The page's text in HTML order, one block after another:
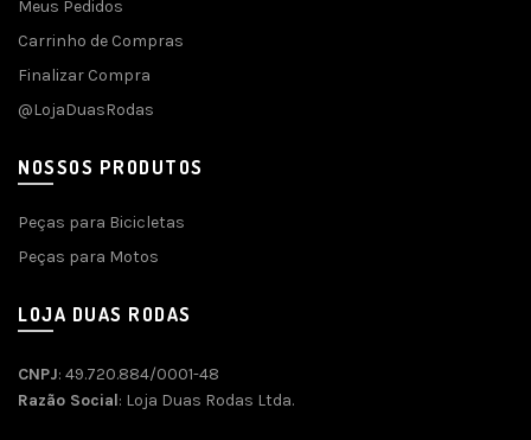
Meus Pedidos
Carrinho de Compras
Finalizar Compra
@LojaDuasRodas
NOSSOS PRODUTOS
Peças para Bicicletas
Peças para Motos
LOJA DUAS RODAS
CNPJ: 49.720.884/0001-48
Razão Social: Loja Duas Rodas Ltda.